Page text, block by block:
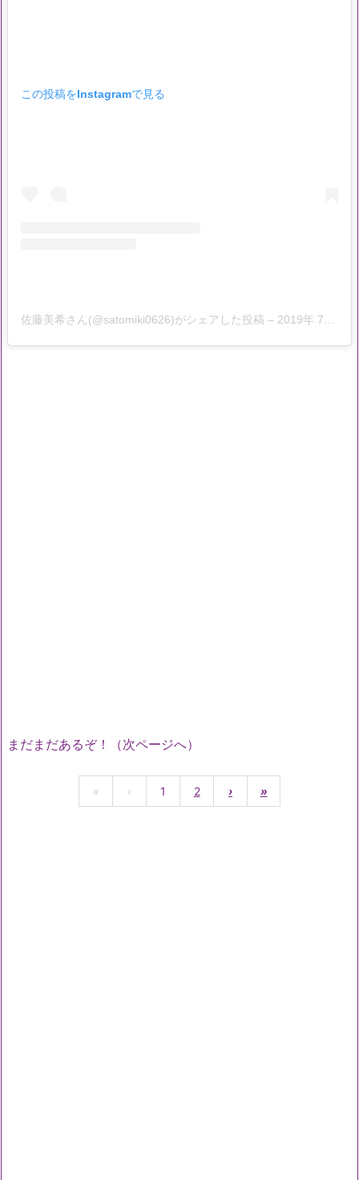
この投稿をInstagramで見る
佐藤美希さん(@satomiki0626)がシェアした投稿 – 2019年 7月月17日午前5時05分PDT
まだまだあるぞ！（次ページへ）
« ‹ 1 2 › »